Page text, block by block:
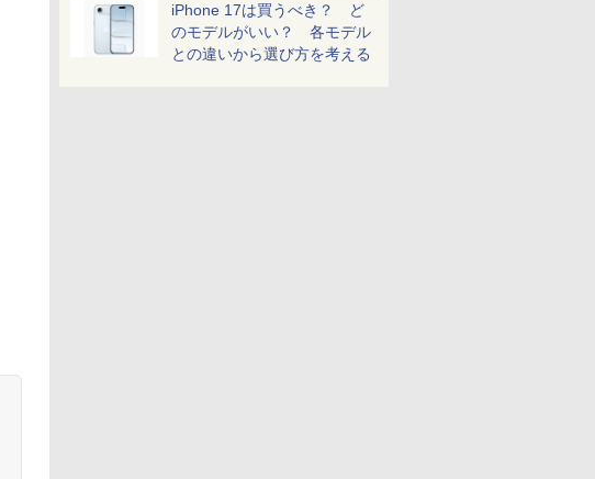
iPhone 17は買うべき？ ど
のモデルがいい？ 各モデル
との違いから選び方を考える